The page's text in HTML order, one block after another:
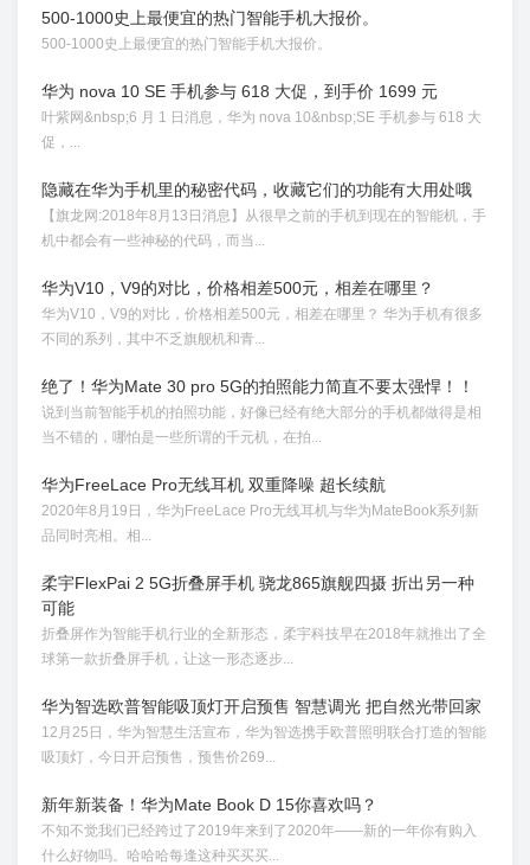
500-1000史上最便宜的热门智能手机大报价。
500-1000史上最便宜的热门智能手机大报价。
华为 nova 10 SE 手机参与 618 大促，到手价 1699 元
叶紫网&nbsp;6 月 1 日消息，华为 nova 10&nbsp;SE 手机参与 618 大
促，...
隐藏在华为手机里的秘密代码，收藏它们的功能有大用处哦
【旗龙网:2018年8月13日消息】从很早之前的手机到现在的智能机，手
机中都会有一些神秘的代码，而当...
华为V10，V9的对比，价格相差500元，相差在哪里？
华为V10，V9的对比，价格相差500元，相差在哪里？ 华为手机有很多
不同的系列，其中不乏旗舰机和青...
绝了！华为Mate 30 pro 5G的拍照能力简直不要太强悍！！
说到当前智能手机的拍照功能，好像已经有绝大部分的手机都做得是相
当不错的，哪怕是一些所谓的千元机，在拍...
华为FreeLace Pro无线耳机 双重降噪 超长续航
2020年8月19日，华为FreeLace Pro无线耳机与华为MateBook系列新
品同时亮相。相...
柔宇FlexPai 2 5G折叠屏手机 骁龙865旗舰四摄 折出另一种
可能
折叠屏作为智能手机行业的全新形态，柔宇科技早在2018年就推出了全
球第一款折叠屏手机，让这一形态逐步...
华为智选欧普智能吸顶灯开启预售 智慧调光 把自然光带回家
12月25日，华为智慧生活宣布，华为智选携手欧普照明联合打造的智能
吸顶灯，今日开启预售，预售价269...
新年新装备！华为Mate Book D 15你喜欢吗？
不知不觉我们已经跨过了2019年来到了2020年——新的一年你有购入
什么好物吗。哈哈哈每逢这种买买买...